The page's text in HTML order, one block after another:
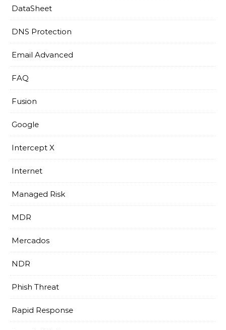
DataSheet
DNS Protection
Email Advanced
FAQ
Fusion
Google
Intercept X
Internet
Managed Risk
MDR
Mercados
NDR
Phish Threat
Rapid Response